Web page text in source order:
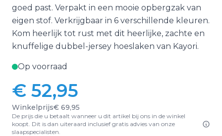
goed past. Verpakt in een mooie opbergzak van
eigen stof. Verkrijgbaar in 6 verschillende kleuren.
Kom heerlijk tot rust met dit heerlijke, zachte en
knuffelige dubbel-jersey hoeslaken van Kayori.
Op voorraad
Vanaf:
€ 52,95
Winkelprijs€ 69,95
De prijs die u betaalt wanneer u dit artikel bij ons in de winkel
koopt. Dit is dan uiteraard inclusief gratis advies van onze
slaapspecialisten.